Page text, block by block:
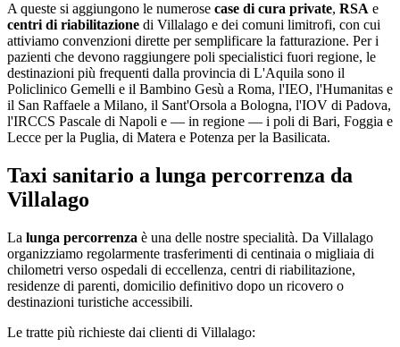
A queste si aggiungono le numerose case di cura private, RSA e
centri di riabilitazione di Villalago e dei comuni limitrofi, con cui
attiviamo convenzioni dirette per semplificare la fatturazione. Per i
pazienti che devono raggiungere poli specialistici fuori regione, le
destinazioni più frequenti dalla provincia di L'Aquila sono il
Policlinico Gemelli e il Bambino Gesù a Roma, l'IEO, l'Humanitas e
il San Raffaele a Milano, il Sant'Orsola a Bologna, l'IOV di Padova,
l'IRCCS Pascale di Napoli e — in regione — i poli di Bari, Foggia e
Lecce per la Puglia, di Matera e Potenza per la Basilicata.
Taxi sanitario a lunga percorrenza da
Villalago
La lunga percorrenza è una delle nostre specialità. Da Villalago
organizziamo regolarmente trasferimenti di centinaia o migliaia di
chilometri verso ospedali di eccellenza, centri di riabilitazione,
residenze di parenti, domicilio definitivo dopo un ricovero o
destinazioni turistiche accessibili.
Le tratte più richieste dai clienti di Villalago: